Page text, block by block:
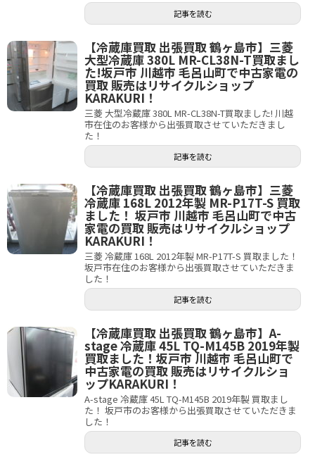
記事を読む
【冷蔵庫買取 出張買取 鶴ヶ島市】三菱
大型冷蔵庫 380L MR-CL38N-T買取まし
た!坂戸市 川越市 毛呂山町で中古家電の
買取 販売はリサイクルショップ
KARAKURI！
三菱 大型冷蔵庫 380L MR-CL38N-T買取ました! 川越
市在住のお客様から出張買取させていただきまし
た！
記事を読む
【冷蔵庫買取 出張買取 鶴ヶ島市】三菱
冷蔵庫 168L 2012年製 MR-P17T-S 買取
ました！ 坂戸市 川越市 毛呂山町で中古
家電の買取 販売はリサイクルショップ
KARAKURI！
三菱 冷蔵庫 168L 2012年製 MR-P17T-S 買取ました！
坂戸市在住のお客様から出張買取させていただきま
した！
記事を読む
【冷蔵庫買取 出張買取 鶴ヶ島市】A-
stage 冷蔵庫 45L TQ-M145B 2019年製
買取ました！坂戸市 川越市 毛呂山町で
中古家電の買取 販売はリサイクルショ
ップKARAKURI！
A-stage 冷蔵庫 45L TQ-M145B 2019年製 買取まし
た！ 坂戸市のお客様から出張買取させていただきま
した！
記事を読む